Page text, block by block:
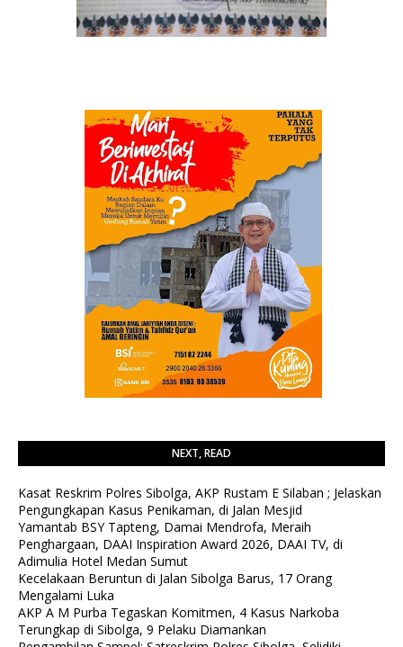
NEXT, READ
Kasat Reskrim Polres Sibolga, AKP Rustam E Silaban ; Jelaskan
Pengungkapan Kasus Penikaman, di Jalan Mesjid
Yamantab BSY Tapteng, Damai Mendrofa, Meraih
Penghargaan, DAAI Inspiration Award 2026, DAAI TV, di
Adimulia Hotel Medan Sumut
Kecelakaan Beruntun di Jalan Sibolga Barus, 17 Orang
Mengalami Luka
AKP A M Purba Tegaskan Komitmen, 4 Kasus Narkoba
Terungkap di Sibolga, 9 Pelaku Diamankan